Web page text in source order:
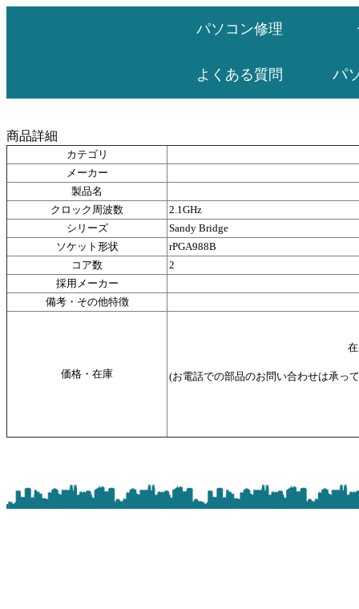
パソコン修理
よくある質問 パ
商品詳細
カテゴリ
メーカー
製品名
クロック周波数
2.1GHz
シリーズ
Sandy Bridge
ソケット形状
rPGA988B
コア数
2
採用メーカー
備考・その他特徴
価格・在庫 (お電話での部品のお問い合わせは承っ